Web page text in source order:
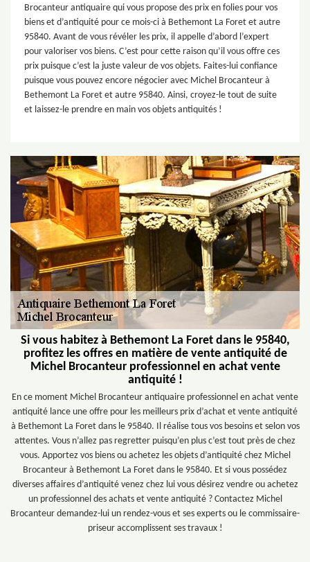
Brocanteur antiquaire qui vous propose des prix en folies pour vos
biens et d’antiquité pour ce mois-ci à Bethemont La Foret et autre
95840. Avant de vous révéler les prix, il appelle d’abord l’expert
pour valoriser vos biens. C’est pour cette raison qu’il vous offre ces
prix puisque c’est la juste valeur de vos objets. Faites-lui confiance
puisque vous pouvez encore négocier avec Michel Brocanteur à
Bethemont La Foret et autre 95840. Ainsi, croyez-le tout de suite
et laissez-le prendre en main vos objets antiquités !
Si vous habitez à Bethemont La Foret dans le 95840,
profitez les offres en matière de vente antiquité de
Michel Brocanteur professionnel en achat vente
antiquité !
En ce moment Michel Brocanteur antiquaire professionnel en achat vente
antiquité lance une offre pour les meilleurs prix d’achat et vente antiquité
à Bethemont La Foret dans le 95840. Il réalise tous vos besoins et selon vos
attentes. Vous n’allez pas regretter puisqu’en plus c’est tout près de chez
vous. Apportez vos biens ou achetez les objets d’antiquité chez Michel
Brocanteur à Bethemont La Foret dans le 95840. Et si vous possédez
diverses affaires d’antiquité venez chez lui vous désirez vendre ou achetez
un professionnel des achats et vente antiquité ? Contactez Michel
Brocanteur demandez-lui un rendez-vous et ses experts ou le commissaire-
priseur accomplissent ses travaux !